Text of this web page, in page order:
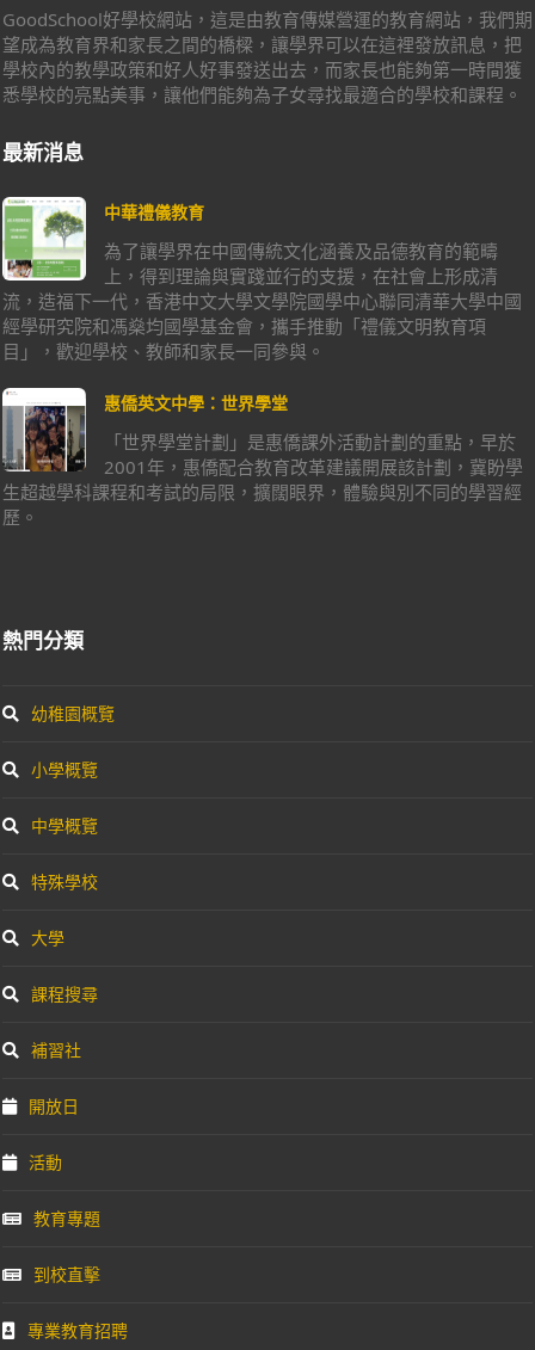
GoodSchool好學校網站，這是由教育傳媒營運的教育網站，我們期
望成為教育界和家長之間的橋樑，讓學界可以在這裡發放訊息，把
學校內的教學政策和好人好事發送出去，而家長也能夠第一時間獲
悉學校的亮點美事，讓他們能夠為子女尋找最適合的學校和課程。
最新消息
中華禮儀教育
為了讓學界在中國傳統文化涵養及品德教育的範疇
上，得到理論與實踐並行的支援，在社會上形成清
流，造福下一代，香港中文大學文學院國學中心聯同清華大學中國
經學研究院和馮燊均國學基金會，攜手推動「禮儀文明教育項
目」，歡迎學校、教師和家長一同參與。
惠僑英文中學：世界學堂
「世界學堂計劃」是惠僑課外活動計劃的重點，早於
2001年，惠僑配合教育改革建議開展該計劃，冀盼學
生超越學科課程和考試的局限，擴闊眼界，體驗與別不同的學習經
歷。
熱門分類
幼稚園概覽
小學概覽
中學概覽
特殊學校
大學
課程搜尋
補習社
開放日
活動
教育專題
到校直擊
專業教育招聘